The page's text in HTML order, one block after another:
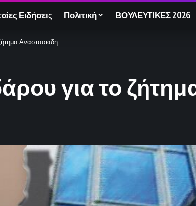
Ειδήσεις Πολιτική ΒΟΥΛΕΥΤΙΚΕΣ 2026
Αναστασιάδη
για το